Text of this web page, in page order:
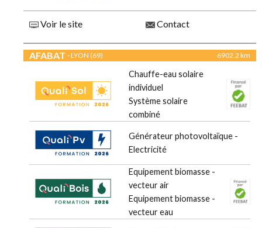
Voir le site Contact
AFABAT - LYON (69) 6902.2 km
Chauffe-eau solaire
individuel
Système solaire
combiné
Générateur photovoltaïque -
Electricité
Equipement biomasse -
vecteur air
Equipement biomasse -
vecteur eau